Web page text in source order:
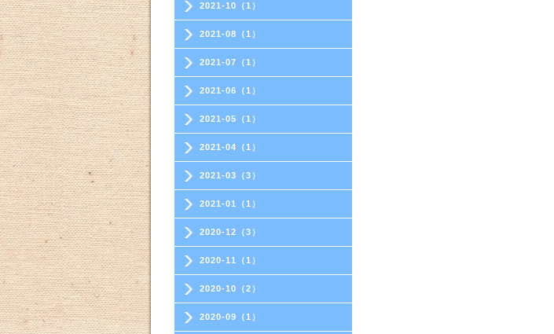
2021-10（1）
2021-08（1）
2021-07（1）
2021-06（1）
2021-05（1）
2021-04（1）
2021-03（3）
2021-01（1）
2020-12（3）
2020-11（1）
2020-10（2）
2020-09（1）